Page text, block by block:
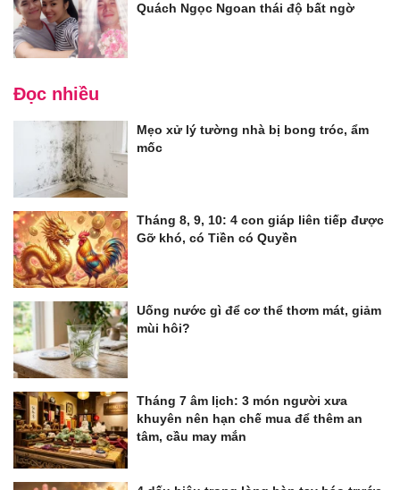
Quách Ngọc Ngoan thái độ bất ngờ
Đọc nhiều
Mẹo xử lý tường nhà bị bong tróc, ẩm
mốc
Tháng 8, 9, 10: 4 con giáp liên tiếp được
Gỡ khó, có Tiền có Quyền
Uống nước gì để cơ thể thơm mát, giảm
mùi hôi?
Tháng 7 âm lịch: 3 món người xưa
khuyên nên hạn chế mua để thêm an
tâm, cầu may mắn